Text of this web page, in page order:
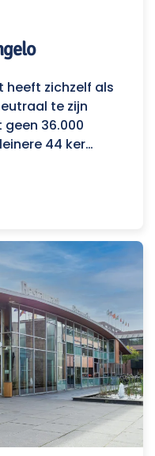
heeft zichzelf als
te zijn
36.000
44 ker…